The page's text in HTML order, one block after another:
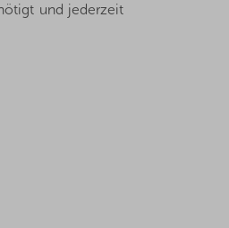
und jederzeit